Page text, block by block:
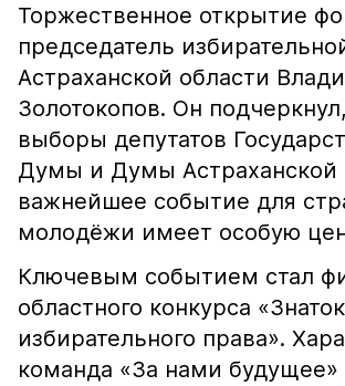
Торжественное открытие
председатель
Астраханской области
Золотокопов. Он
выборы депутатов
Думы и Думы Астраханской
важнейшее событие для
молодёжи имеет особую
Ключевым событием стал
областного конкурса
избирательного права».
команда «За нами